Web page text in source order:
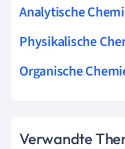
Analytische
Physikalische
Organische
Verwandte